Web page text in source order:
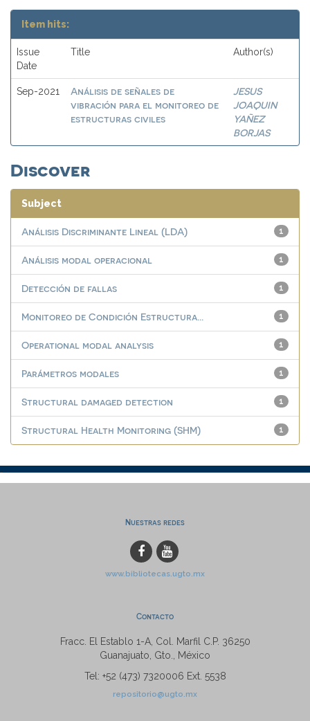
Item hits:
Issue
Date
Title Author(s)
Sep-2021
Análisis de señales de
vibración para el monitoreo de
estructuras civiles
JESUS
JOAQUIN
YAÑEZ
BORJAS
Discover
Subject
1
Análisis Discriminante Lineal (LDA)
1
Análisis modal operacional
1
Detección de fallas
1
Monitoreo de Condición Estructura...
1
Operational modal analysis
1
Parámetros modales
1
Structural damaged detection
1
Structural Health Monitoring (SHM)
Nuestras redes
www.bibliotecas.ugto.mx
Contacto
Fracc. El Establo 1-A, Col. Marfil C.P. 36250
Guanajuato, Gto., México
Tel: +52 (473) 7320006 Ext. 5538
repositorio@ugto.mx